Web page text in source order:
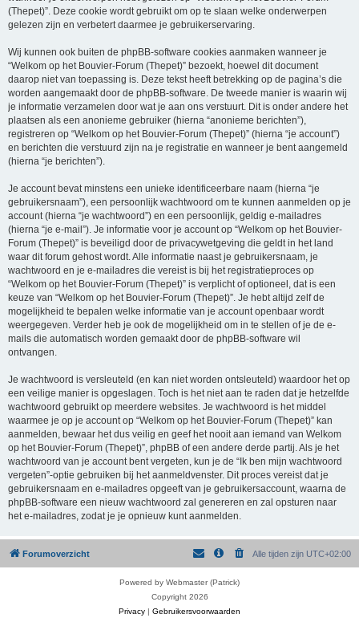
(Thepet)”. Deze cookie wordt gebruikt om op te slaan welke onderwerpen
gelezen zijn en verbetert daarmee je gebruikerservaring.
Wij kunnen ook buiten de phpBB-software cookies aanmaken wanneer je
“Welkom op het Bouvier-Forum (Thepet)” bezoekt, hoewel dit document
daarop niet van toepassing is. Deze tekst heeft betrekking op de pagina’s die
worden aangemaakt door de phpBB-software. De tweede manier is waarin wij
je informatie verzamelen door wat je aan ons verstuurt. Dit is onder andere het
plaatsen als een anonieme gebruiker (hierna “anonieme berichten”),
registreren op “Welkom op het Bouvier-Forum (Thepet)” (hierna “je account”)
en berichten die verstuurd zijn na je registratie en wanneer je bent aangemeld
(hierna “je berichten”).
Je account bevat minstens een unieke identificeerbare naam (hierna “je
gebruikersnaam”), een persoonlijk wachtwoord om te kunnen aanmelden op je
account (hierna “je wachtwoord”) en een persoonlijk, geldig e-mailadres
(hierna “je e-mail”). Je informatie voor je account op “Welkom op het Bouvier-
Forum (Thepet)” is beveiligd door de privacywetgeving die geldt in het land
waar dit forum gehost wordt. Alle informatie naast je gebruikersnaam, je
wachtwoord en je e-mailadres die vereist is bij het registratieproces op
“Welkom op het Bouvier-Forum (Thepet)” is verplicht of optioneel, dat is een
keuze van “Welkom op het Bouvier-Forum (Thepet)”. Je hebt altijd zelf de
mogelijkheid te bepalen welke informatie van je account openbaar wordt
weergegeven. Verder heb je ook de mogelijkheid om in te stellen of je de e-
mails die automatisch worden gemaakt door de phpBB-software wil
ontvangen.
Je wachtwoord is versleuteld (en kan niet worden ontsleuteld) waardoor het op
een veilige manier is opgeslagen. Toch is het niet aan te raden dat je hetzelfde
wachtwoord gebruikt op meerdere websites. Je wachtwoord is het middel
waarmee je op je account op “Welkom op het Bouvier-Forum (Thepet)” kan
aanmelden, bewaar het dus veilig en geef het nooit aan iemand van Welkom
op het Bouvier-Forum (Thepet)”, phpBB of een andere derde partij. Als je het
wachtwoord van je account bent vergeten, kun je de “Ik ben mijn wachtwoord
vergeten”-optie gebruiken bij het aanmeldvenster. Dit proces vereist dat je
gebruikersnaam en e-mailadres opgeeft van je gebruikersaccount, waarna de
phpBB-software een nieuw wachtwoord zal genereren en zal opsturen naar
het e-mailadres, zodat je je opnieuw kunt aanmelden.
Forumoverzicht Alle tijden zijn UTC+02:00
Powered by Webmaster (Patrick)
Copyright 2026
Privacy | Gebruikersvoorwaarden